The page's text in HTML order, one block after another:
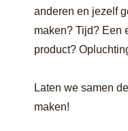
anderen en jezelf
maken? Tijd? Een
product?
Laten we samen
maken!